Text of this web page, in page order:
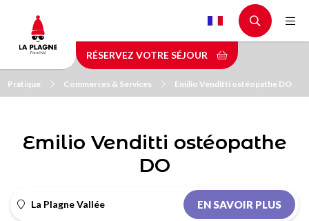
contenu
principal
RÉSERVEZ VOTRE SÉJOUR
Pratique Commerces & Services Emilio Venditti ostéopathe DO
Emilio Venditti ostéopathe
DO
La Plagne Vallée EN SAVOIR PLUS